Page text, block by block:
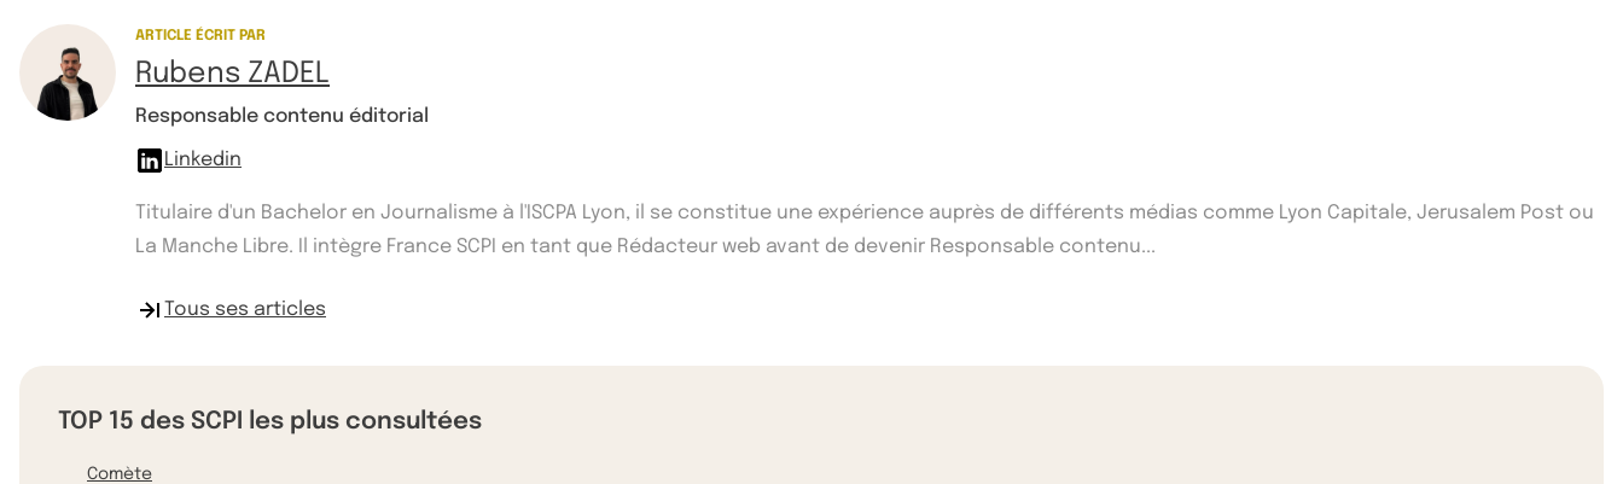
ARTICLE ÉCRIT PAR
Rubens ZADEL
Responsable contenu éditorial
Linkedin
Titulaire d'un Bachelor en Journalisme à l'ISCPA Lyon, il se constitue une expérience auprès de différents médias comme Lyon Capitale, Jerusalem Post ou
La Manche Libre. Il intègre France SCPI en tant que Rédacteur web avant de devenir Responsable contenu...
Tous ses articles
TOP 15 des SCPI les plus consultées
Comète